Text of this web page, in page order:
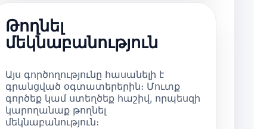
Թողնել
մեկնաբանություն
Այս գործողությունը հասանելի է
գրանցված օգտատերերին։ Մուտք
գործեք կամ ստեղծեք հաշիվ, որպեսզի
կարողանաք թողնել
մեկնաբանություն։